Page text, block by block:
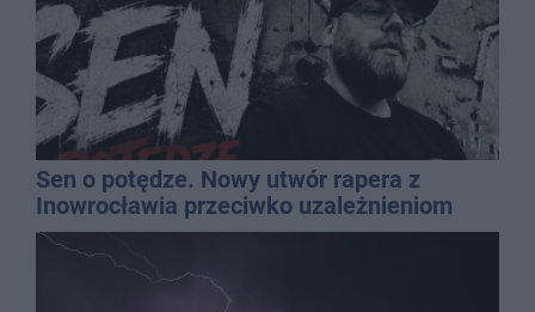
Sen o potędze. Nowy utwór rapera z
Inowrocławia przeciwko uzależnieniom